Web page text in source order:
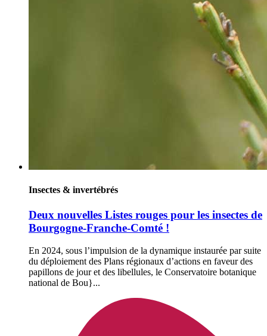
Insectes & invertébrés
Deux nouvelles Listes rouges pour les insectes de
Bourgogne-Franche-Comté !
En 2024, sous l’impulsion de la dynamique instaurée par suite
du déploiement des Plans régionaux d’actions en faveur des
papillons de jour et des libellules, le Conservatoire botanique
national de Bou}...